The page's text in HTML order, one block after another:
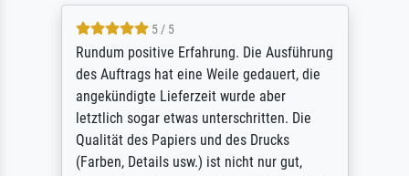
5 / 5
Rundum positive Erfahrung. Die Ausführung
des Auftrags hat eine Weile gedauert, die
angekündigte Lieferzeit wurde aber
letztlich sogar etwas unterschritten. Die
Qualität des Papiers und des Drucks
(Farben, Details usw.) ist nicht nur gut,